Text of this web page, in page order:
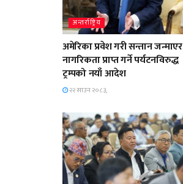
अन्तर्राष्ट्रिय
अमेरिका प्रवेश गरी सन्तान जन्माएर
नागरिकता प्राप्त गर्ने पर्यटनविरुद्ध
ट्रम्पको नयाँ आदेश
२२ साउन २०८३,